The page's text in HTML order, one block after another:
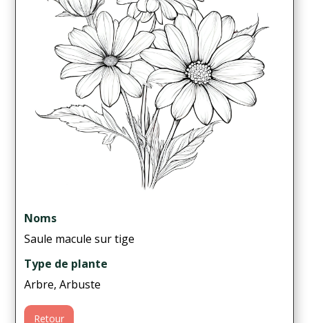
Noms
Saule macule sur tige
Type de plante
Arbre, Arbuste
Retour